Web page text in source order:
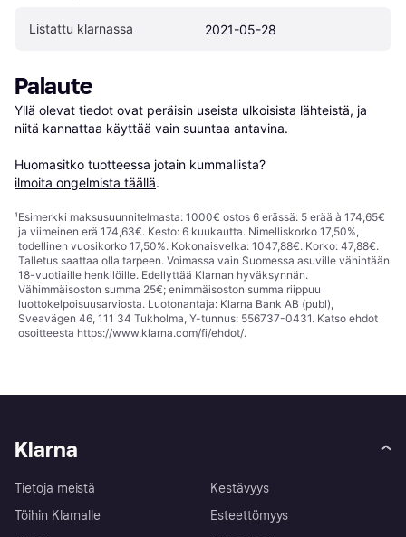
Listattu klarnassa 2021-05-28
Palaute
Yllä olevat tiedot ovat peräisin useista ulkoisista lähteistä, ja
niitä kannattaa käyttää vain suuntaa antavina.
Huomasitko tuotteessa jotain kummallista?
ilmoita ongelmista täällä.
¹Esimerkki maksusuunnitelmasta: 1000€ ostos 6 erässä: 5 erää à 174,65€
ja viimeinen erä 174,63€. Kesto: 6 kuukautta. Nimelliskorko 17,50%,
todellinen vuosikorko 17,50%. Kokonaisvelka: 1047,88€. Korko: 47,88€.
Talletus saattaa olla tarpeen. Voimassa vain Suomessa asuville vähintään
18-vuotiaille henkilöille. Edellyttää Klarnan hyväksynnän.
Vähimmäisoston summa 25€; enimmäisoston summa riippuu
luottokelpoisuusarviosta. Luotonantaja: Klarna Bank AB (publ),
Sveavägen 46, 111 34 Tukholma, Y-tunnus: 556737-0431. Katso ehdot
osoitteesta https://www.klarna.com/fi/ehdot/.
Klarna
Tietoja meistä
Töihin Klarnalle
Kestävyys
Esteettömyys